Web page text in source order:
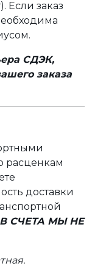
Если заказ
СДЭК,
заказа
расценкам
доставки
СЧЕТА МЫ НЕ